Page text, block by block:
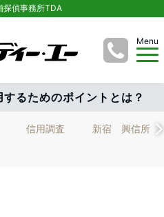
探偵事務所TDA
Menu
るためのポイントとは？
信用調査 新宿 興信所